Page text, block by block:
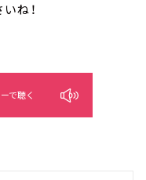
ね！
で聴く